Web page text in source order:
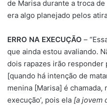
de Marisa durante a troca
era algo planejado pelos
ERRO NA EXECUÇÃO –
que ainda estou avaliando.
dois rapazes irão
[quando há intenção de
menina [Marisa] é chamada,
execução’, pois ela [a jovem